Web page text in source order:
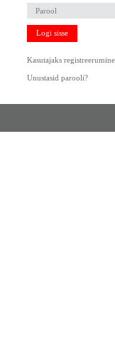
Logi sisse
Kasutajaks registreerumine
Unustasid parooli?